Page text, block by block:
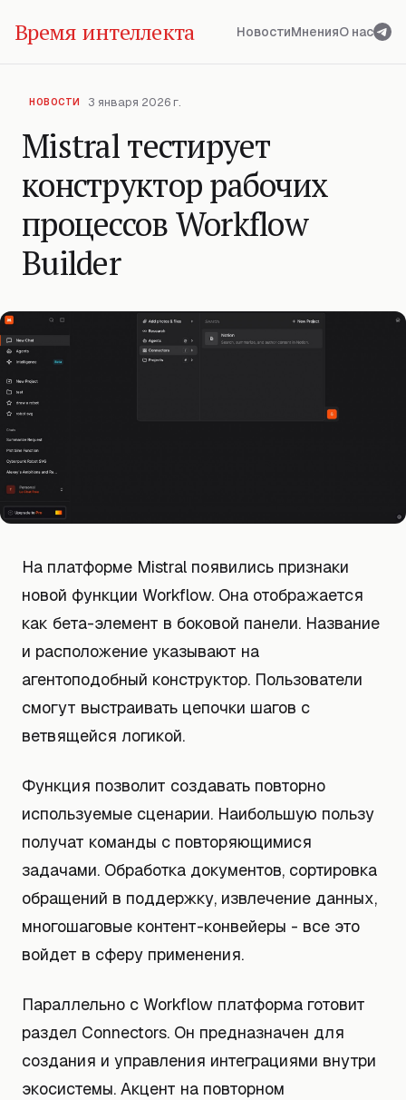
Время интеллекта НовостиМненияО нас
НОВОСТИ 3 января 2026 г.
Mistral тестирует
конструктор рабочих
процессов Workflow
Builder
На платформе Mistral появились признаки
новой функции Workflow. Она отображается
как бета-элемент в боковой панели. Название
и расположение указывают на
агентоподобный конструктор. Пользователи
смогут выстраивать цепочки шагов с
ветвящейся логикой.
Функция позволит создавать повторно
используемые сценарии. Наибольшую пользу
получат команды с повторяющимися
задачами. Обработка документов, сортировка
обращений в поддержку, извлечение данных,
многошаговые контент-конвейеры - все это
войдет в сферу применения.
Параллельно с Workflow платформа готовит
раздел Connectors. Он предназначен для
создания и управления интеграциями внутри
экосистемы. Акцент на повторном